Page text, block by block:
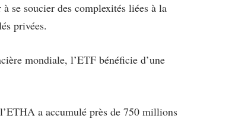
se soucier des complexités liées à la
privées.
mondiale, l’ETF bénéficie d’une
a accumulé près de 750 millions